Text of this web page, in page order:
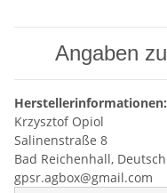
Angaben
Herstellerinformationen:
Krzysztof Opiol
Salinenstraße 8
Bad Reichenhall,
gpsr.agbox@gmail.com